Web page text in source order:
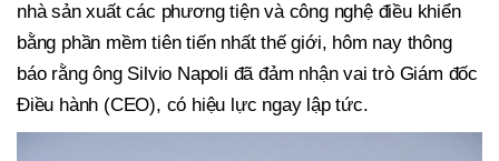
nhà sản xuất các phương tiện và công nghệ điều khiển
bằng phần mềm tiên tiến nhất thế giới, hôm nay thông
báo rằng ông Silvio Napoli đã đảm nhận vai trò Giám đốc
Điều hành (CEO), có hiệu lực ngay lập tức.